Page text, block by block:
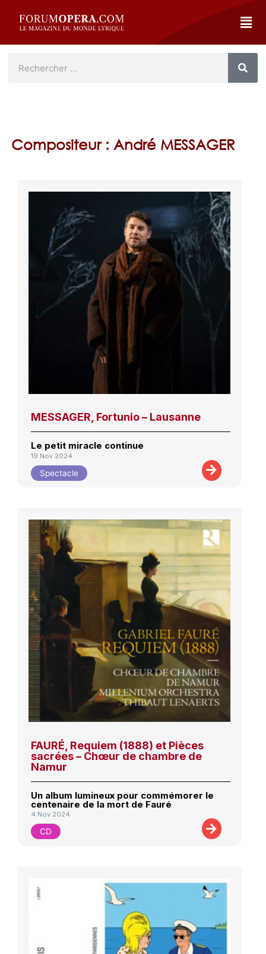
Compositeur : André MESSAGER
MESSAGER, Fortunio – Lausanne
Le petit miracle continue
19 Nov 2024
Spectacle
FAURÉ, Requiem (1888) et Pièces
sacrées – Chœur de chambre de
Namur
Un album lumineux pour commémorer le
centenaire de la mort de Fauré
4 Nov 2024
CD